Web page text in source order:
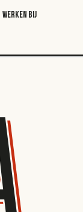
WERKEN BIJ